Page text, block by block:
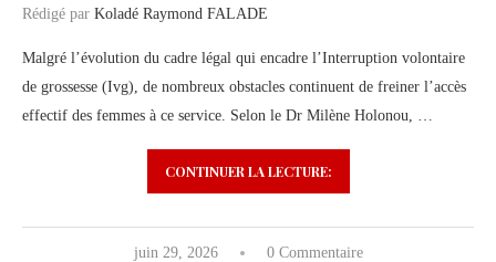
Rédigé par Koladé Raymond FALADE
Malgré l’évolution du cadre légal qui encadre l’Interruption volontaire
de grossesse (Ivg), de nombreux obstacles continuent de freiner l’accès
effectif des femmes à ce service. Selon le Dr Milène Holonou, …
CONTINUER LA LECTURE:
juin 29, 2026 0 Commentaire